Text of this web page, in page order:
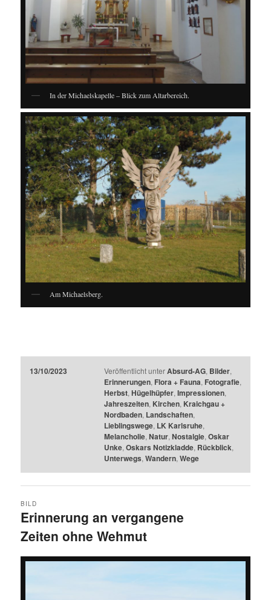
In der Michaelskapelle – Blick zum Altarbereich.
Am Michaelsberg.
13/10/2023 Veröffentlicht unter Absurd-AG, Bilder,
Erinnerungen, Flora + Fauna, Fotografie,
Herbst, Hügelhüpfer, Impressionen,
Jahreszeiten, Kirchen, Kraichgau +
Nordbaden, Landschaften,
Lieblingswege, LK Karlsruhe,
Melancholie, Natur, Nostalgie, Oskar
Unke, Oskars Notizkladde, Rückblick,
Unterwegs, Wandern, Wege
Erinnerung an vergangene
Zeiten ohne Wehmut
BILD